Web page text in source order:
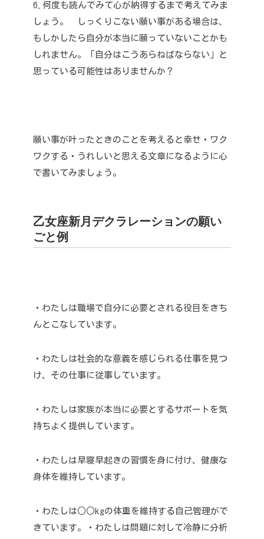
6.何度も読んでみて心が納得するまで考えてみま
しょう。
しっくりこない願い事がある場合は、
もしかしたら自分が本当に願っていないことかも
しれません。「自分はこうあらねばならない」と
思っている可能性はありませんか？
願い事が叶ったときのことを考えると幸せ・ワク
ワクする・うれしいと思える文章になるように心
で書いてみましょう。
乙女座新月デクラレーションの願い
ごと例
・わたしは職場で自分に必要とされる役目をきち
んとこなしています。
・わたしは社会的な意義を感じられる仕事を見つ
け、その仕事に従事しています。
・わたしは家族が本当に必要とするサポートを気
持ちよく提供しています。
・わたしは早寝早起きの習慣を身に付け、健康な
身体を維持しています。
・わたしは○○kgの体重を維持する自己管理がで
きています。
・わたしは問題に対して冷静に分析